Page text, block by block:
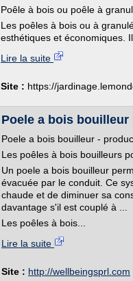
Poêle à bois ou poêle à
Les poêles à bois ou à
esthétiques et économiques.
Lire la suite
Site : https://
Poele a bois
Poele a bois bouilleur -
Les poêles à bois bouilleurs
Un poele a bois bouilleur
évacuée par le conduit. Ce
chaude et de diminuer sa
davantage s'il est couplé à ...
Les poêles à bois...
Lire la suite
Site : http://wellbeingsprl.com